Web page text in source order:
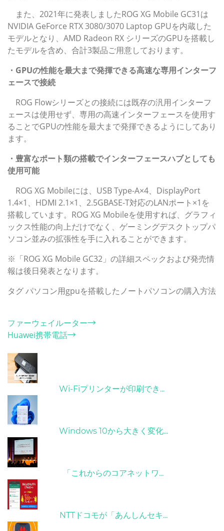
また、2021年に発表しましたROG XG Mobile GC31は
NVIDIA GeForce RTX 3080/3070 Laptop GPUを内蔵した
モデルとなり、AMD Radeon RX シリーズのGPUを搭載し
たモデルを含め、合計3製品ご用意しております。
・GPUの性能を最大まで発揮できる高速な専用インターフ
ェースで接続
ROG Flowシリーズとの接続には既存の汎用インターフ
ェースは使用せず、専用の高速インターフェースを使用す
ることでGPUの性能を最大まで発揮できるようにしてあり
ます。
・豊富なポート類の搭載でインターフェースハブとしても
使用可能
ROG XG Mobileには、USB Type-A×4、DisplayPort
1.4×1、HDMI 2.1×1、2.5GBASE-T対応のLANポート×1を
搭載しています。ROG XG Mobileを使用すれば、グラフィ
ックス性能の向上だけでなく、ゲーミングデスクトップパ
ソコン並みの拡張性を手に入れることができます。
※「ROG XG Mobile GC32」の詳細スペックおよび発売情
報は後日発表となります。
タグパソコン用gpuを搭載したノートパソコンの購入方法
ファーウェイルーター
Huawei携帯電話
Wi-Fiプリンターが印刷でき...
Windows 10から大きく変化...
「これからのコアネットワ...
NTTドコモが「あんしんセキ...